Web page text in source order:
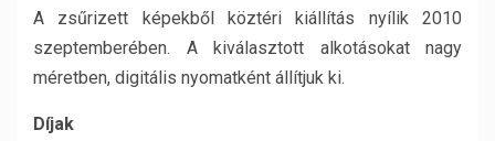
A zsűrizett képekből köztéri kiállítás nyílik 2010
szeptemberében. A kiválasztott alkotásokat nagy
méretben, digitális nyomatként állítjuk ki.
Díjak